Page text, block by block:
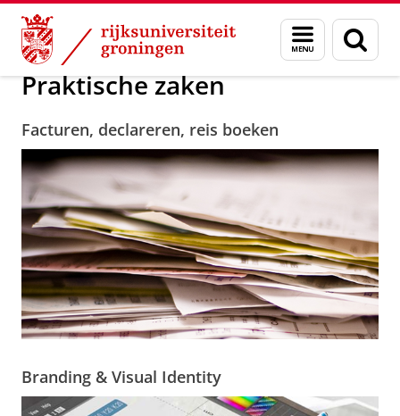
Skip
Content
Skip
Navigation
Menu
en
zoeken
Over ons Praktische zaken
Praktische zaken
Facturen, declareren, reis boeken
Branding & Visual Identity